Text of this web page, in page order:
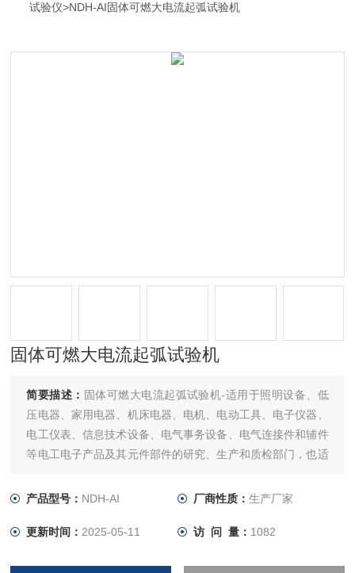
试验仪>NDH-AI固体可燃大电流起弧试验机
固体可燃大电流起弧试验机
简要描述： 固体可燃大电流起弧试验机-适用于照明设备、低
压电器、家用电器、机床电器、电机、电动工具、电子仪器、
电工仪表、信息技术设备、电气事务设备、电气连接件和辅件
等电工电子产品及其元件部件的研究、生产和质检部门，也适
产品型号： NDH-AI 厂商性质： 生产厂家
更新时间： 2025-05-11 访 问 量： 1082